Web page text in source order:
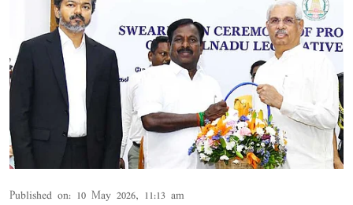
Published on: 10 May 2026, 11:13 am